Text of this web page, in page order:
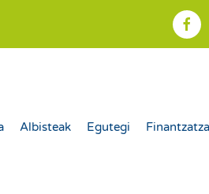
Albisteak Egutegi